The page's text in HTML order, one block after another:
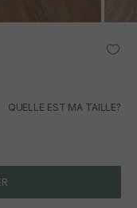
QUELLE EST MA TAILLE?